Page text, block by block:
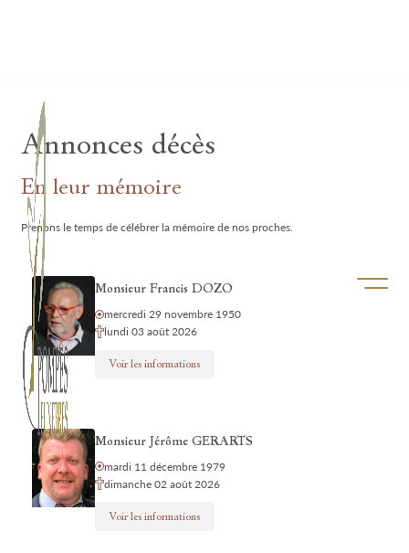
Ouvrir/
Annonces décès
En leur mémoire
Prenons le temps de célébrer la mémoire de nos proches.
Monsieur Francis DOZO
mercredi 29 novembre 1950
lundi 03 août 2026
Voir les informations
Monsieur Jérôme GERARTS
mardi 11 décembre 1979
dimanche 02 août 2026
Voir les informations